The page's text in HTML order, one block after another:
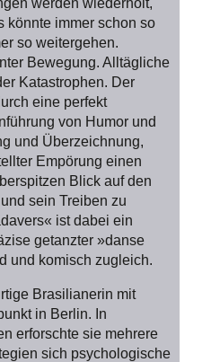
werden wiederholt,
könnte immer schon so
so weitergehen.
Bewegung. Alltägliche
Katastrophen. Der
eine perfekt
von Humor und
und Überzeichnung,
Empörung einen
Blick auf den
sein Treiben zu
ist dabei ein
getanzter »danse
und komisch zugleich.
Brasilianerin mit
in Berlin. In
erforschte sie mehrere
sich psychologische